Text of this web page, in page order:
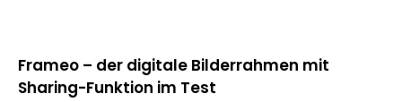
Frameo – der digitale Bilderrahmen mit
Sharing-Funktion im Test